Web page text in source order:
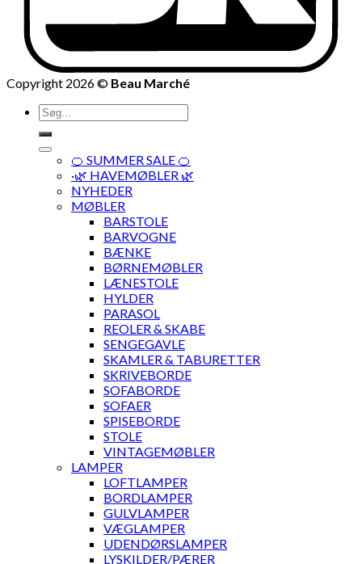
Copyright 2026 © Beau Marché
Søg
efter:
🍊 SUMMER SALE 🍊
·🌿 HAVEMØBLER 🌿
NYHEDER
MØBLER
BARSTOLE
BARVOGNE
BÆNKE
BØRNEMØBLER
LÆNESTOLE
HYLDER
PARASOL
REOLER & SKABE
SENGEGAVLE
SKAMLER & TABURETTER
SKRIVEBORDE
SOFABORDE
SOFAER
SPISEBORDE
STOLE
VINTAGEMØBLER
LAMPER
LOFTLAMPER
BORDLAMPER
GULVLAMPER
VÆGLAMPER
UDENDØRSLAMPER
LYSKILDER/PÆRER